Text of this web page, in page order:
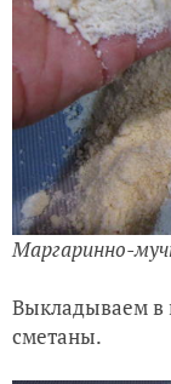
Маргаринно-
Выкладываем в
сметаны.